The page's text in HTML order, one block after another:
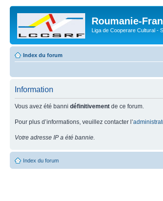
Roumanie-
Liga de Cooperare Cultural -
Index du forum
Information
Vous avez été banni définitivement de ce forum.
Pour plus d’informations, veuillez contacter l’
Votre adresse IP a été bannie.
Index du forum